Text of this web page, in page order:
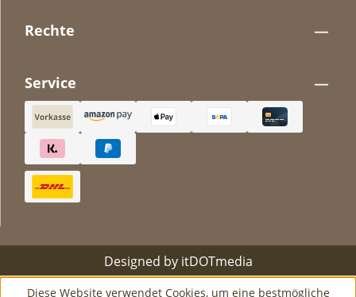
Rechte
Service
Designed by itDOTmedia
Diese Website verwendet Cookies, um eine bestmögliche